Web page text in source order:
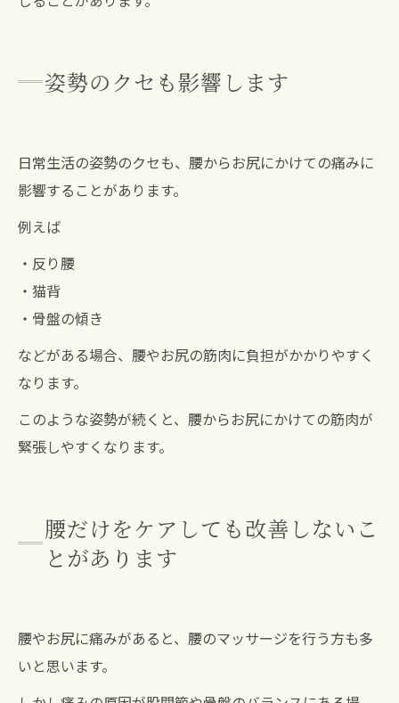
姿勢のクセも影響します
日常生活の姿勢のクセも、腰からお尻にかけての痛みに
影響することがあります。
例えば
・反り腰
・猫背
・骨盤の傾き
などがある場合、腰やお尻の筋肉に負担がかかりやすく
なります。
このような姿勢が続くと、腰からお尻にかけての筋肉が
緊張しやすくなります。
腰だけをケアしても改善しないこ
とがあります
腰やお尻に痛みがあると、腰のマッサージを行う方も多
いと思います。